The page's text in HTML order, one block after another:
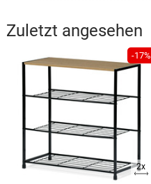
Zuletzt angesehen
-17%
2x